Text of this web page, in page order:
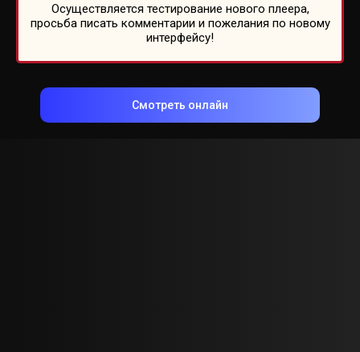
Осуществляется тестирование нового плеера,
просьба писать комментарии и пожелания по новому
интерфейсу!
Смотреть онлайн